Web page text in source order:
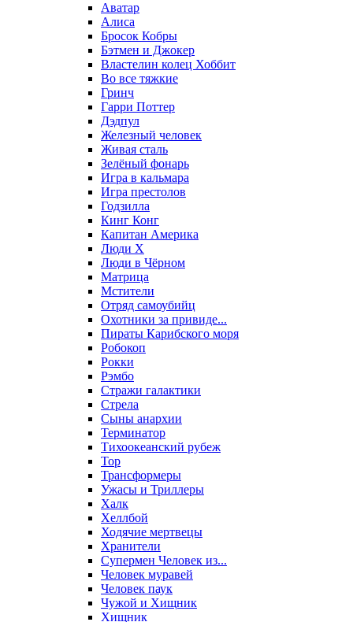
Аватар
Алиса
Бросок Кобры
Бэтмен и Джокер
Властелин колец Хоббит
Во все тяжкие
Гринч
Гарри Поттер
Дэдпул
Железный человек
Живая сталь
Зелёный фонарь
Игра в кальмара
Игра престолов
Годзилла
Кинг Конг
Капитан Америка
Люди X
Люди в Чёрном
Матрица
Мстители
Отряд самоубийц
Охотники за привиде...
Пираты Карибского моря
Робокоп
Рокки
Рэмбо
Стражи галактики
Стрела
Сыны анархии
Терминатор
Тихоокеанский рубеж
Тор
Трансформеры
Ужасы и Триллеры
Халк
Хеллбой
Ходячие мертвецы
Хранители
Супермен Человек из...
Человек муравей
Человек паук
Чужой и Хищник
Хищник